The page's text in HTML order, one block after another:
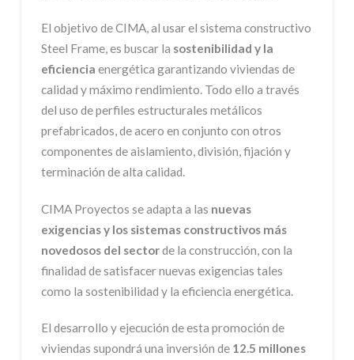
El objetivo de CIMA, al usar el sistema constructivo
Steel Frame, es buscar la sostenibilidad y la
eficiencia energética garantizando viviendas de
calidad y máximo rendimiento. Todo ello a través
del uso de perfiles estructurales metálicos
prefabricados, de acero en conjunto con otros
componentes de aislamiento, división, fijación y
terminación de alta calidad.
CIMA Proyectos se adapta a las nuevas
exigencias y los sistemas constructivos más
novedosos del sectorde la construcción, con la
finalidad de satisfacer nuevas exigencias tales
como la sostenibilidad y la eficiencia energética.
El desarrollo y ejecución de esta promoción de
viviendas supondrá una inversión de 12.5 millones